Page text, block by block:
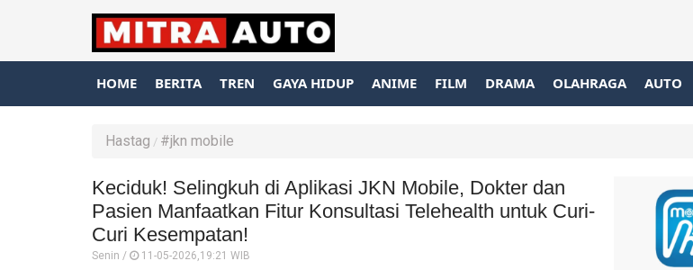
HOME BERITA TREN GAYA HIDUP ANIME FILM DRAMA OLAHRAGA AUTO
Hastag #jkn mobile
Keciduk! Selingkuh di Aplikasi JKN Mobile, Dokter dan
Pasien Manfaatkan Fitur Konsultasi Telehealth untuk Curi-
Curi Kesempatan!
Senin / 11-05-2026,19:21 WIB